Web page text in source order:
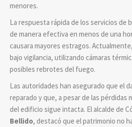
menores.
La respuesta rápida de los servicios de
de manera efectiva en menos de una
causara mayores estragos.
bajo vigilancia, utilizando cámaras
posibles rebrotes del fuego.
Las autoridades han asegurado que el
reparado y que, a pesar de las pérdidas
del edificio sigue intacta. El alcalde de
Bellido, destacó que el patrimonio no